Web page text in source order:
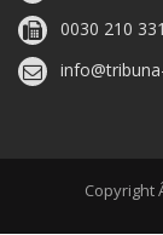
0030 210
Copyright